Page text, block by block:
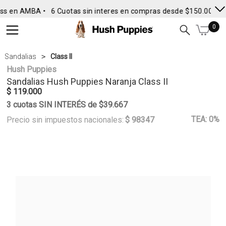
en AMBA • 6 Cuotas sin interes en compras desde $150.000 •
0
Sandalias Class II
Hush Puppies
Sandalias Hush Puppies Naranja Class II
$ 119.000
3 cuotas SIN INTERÉS de $39.667
Precio sin impuestos nacionales: $ 98347 TEA: 0%